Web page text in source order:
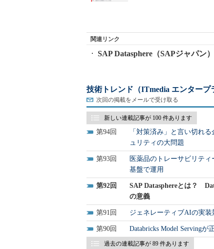
関連リンク
SAP Datasphere（SAPジャパン）
技術トレンド（ITmedia エンタープ
次回の掲載をメールで受け取る
新しい連載記事が 100 件あります
94
「対策済み」と言い切れ
ュリティの大問題
93
医薬品のトレーサビリテ
基盤で運用
92
SAP Datasphereとは？
の意義
91 ジェネレーティブAIの実
90 Databricks Model Servingが
過去の連載記事が 89 件あります